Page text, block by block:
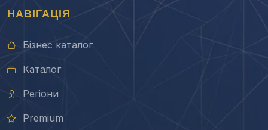
НАВІГАЦІЯ
Бізнес каталог
Каталог
Регіони
Premium